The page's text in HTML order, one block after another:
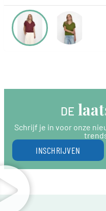
DE
Schrijf je in voor onze
INSCHRIJVEN